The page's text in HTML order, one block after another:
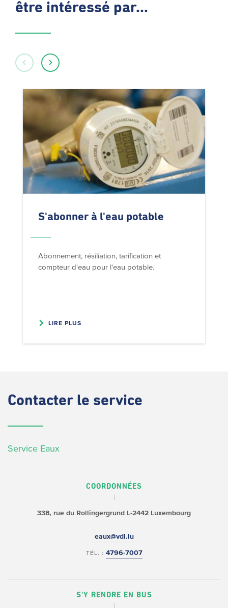
être intéressé par...
S'abonner à l'eau potable
Abonnement, résiliation, tarification et
compteur d'eau pour l'eau potable.
LIRE PLUS
Contacter le service
Service Eaux
COORDONNÉES
338, rue du Rollingergrund L-2442 Luxembourg
eaux@vdl.lu
TÉL. : 4796-7007
S'Y RENDRE EN BUS